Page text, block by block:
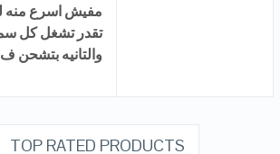
مفيش اسرع منه
تقدر تشغل كل
والتانيه بتشحن ف
TOP RATED PRODUCTS